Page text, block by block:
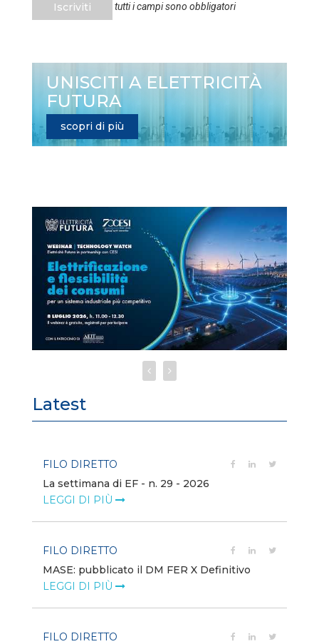
Iscriviti tutti i campi sono obbligatori
UNISCITI A ELETTRICITÀ
FUTURA
scopri di più
Latest
FILO DIRETTO
La settimana di EF - n. 29 - 2026
LEGGI DI PIÙ
FILO DIRETTO
MASE: pubblicato il DM FER X Definitivo
LEGGI DI PIÙ
FILO DIRETTO